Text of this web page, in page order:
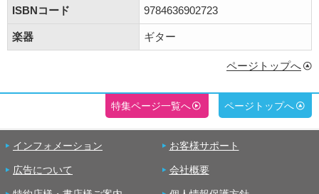
ISBNコード 9784636902723
楽器 ギター
ページトップへ
特集ページ一覧へ ページトップへ
インフォメーション お客様サポート
広告について 会社概要